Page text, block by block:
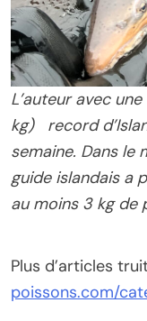
L’auteur avec
kg) record
semaine. Dans le
guide islandais a
au moins 3 kg de
Plus d’articles
poissons.com/